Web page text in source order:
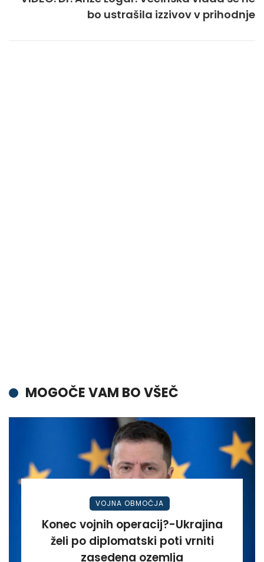
bo ustrašila izzivov v prihodnje
MOGOČE VAM BO VŠEČ
VOJNA OBMOČJA
Konec vojnih operacij?-Ukrajina
želi po diplomatski poti vrniti
zasedena ozemlja